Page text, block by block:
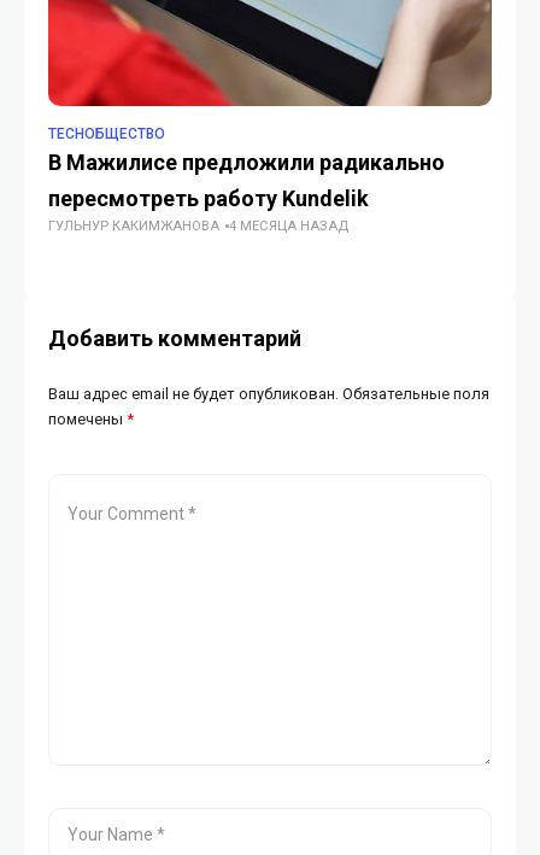
TECHОБЩЕСТВО
В Мажилисе предложили радикально
пересмотреть работу Kundelik
ГУЛЬНУР КАКИМЖАНОВА 4 МЕСЯЦА НАЗАД
Добавить комментарий
Ваш адрес email не будет опубликован. Обязательные поля
помечены *